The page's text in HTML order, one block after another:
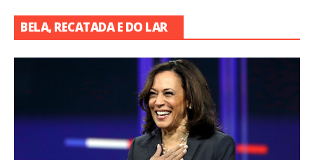
BELA, RECATADA E DO LAR